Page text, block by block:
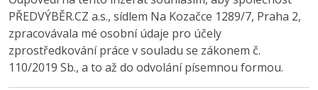
PŘEDVÝBĚR.CZ a.s., sídlem Na Kozačce 1289/7, Praha 2,
zpracovávala mé osobní údaje pro účely
zprostředkování práce v souladu se zákonem č.
110/2019 Sb., a to až do odvolání písemnou formou.